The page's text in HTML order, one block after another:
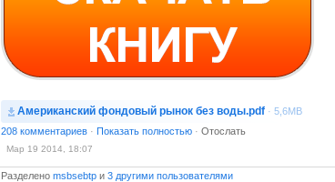
Американский фондовый рынок без воды.pdf · 5,6MB
208 комментариев · Показать полностью · Отослать
Мар 19 2014, 18:07
Разделено msbsebtp и 3 другими пользователями